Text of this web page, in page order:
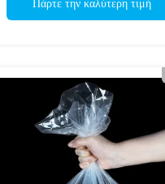
Πάρτε την καλύτερη τιμή